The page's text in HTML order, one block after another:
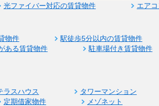
光ファイバー対応の賃貸物件 エア
物件 駅徒歩5分以内の賃貸物件
ある賃貸物件
駐車場付き賃貸物件
ラスハウス タワーマンション
定期借家物件 メゾネット